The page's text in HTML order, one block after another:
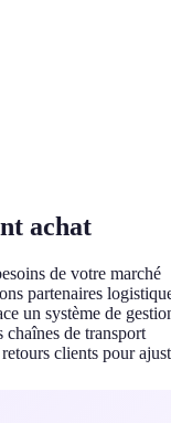
achat
de votre marché
partenaires
un système de
de transport
clients pour